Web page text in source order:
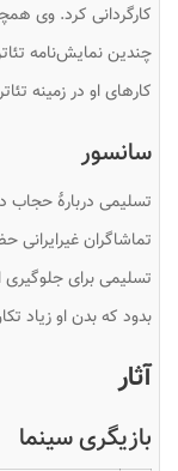
کارگردانی کرد. وی
چندین نمایش‌نامه
کارهای او در زمینه
سانسور
تسلیمی دربارهٔ حجاب
تماشاگران
تسلیمی برای
بدود که بدن او زیاد
آثار
بازیگری سینما